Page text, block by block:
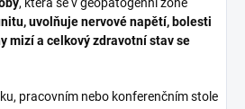
, která se v geopatogenní zóně
uvolňuje nervové napětí, bolesti
mizí a celkový zdravotní stav se
pracovním nebo konferenčním stole